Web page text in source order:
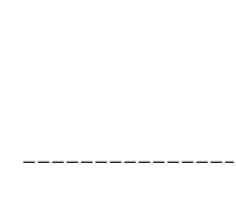
——————————————–